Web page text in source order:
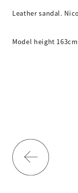
Leather sandal.
Model height 163cm